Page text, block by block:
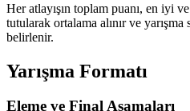
Her atlayışın toplam puanı, en iyi
tutularak ortalama alınır ve
belirlenir.
Yarışma Formatı
Eleme ve Final Aşamaları